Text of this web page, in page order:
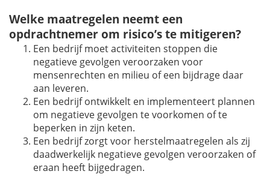
Welke maatregelen neemt een
opdrachtnemer om risico’s te mitigeren?
Een bedrijf moet activiteiten stoppen die
negatieve gevolgen veroorzaken voor
mensenrechten en milieu of een bijdrage daar
aan leveren.
Een bedrijf ontwikkelt en implementeert plannen
om negatieve gevolgen te voorkomen of te
beperken in zijn keten.
Een bedrijf zorgt voor herstelmaatregelen als zij
daadwerkelijk negatieve gevolgen veroorzaken of
eraan heeft bijgedragen.